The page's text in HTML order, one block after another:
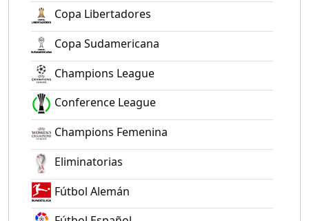
Copa Libertadores
Copa Sudamericana
Champions League
Conference League
Champions Femenina
Eliminatorias
Fútbol Alemán